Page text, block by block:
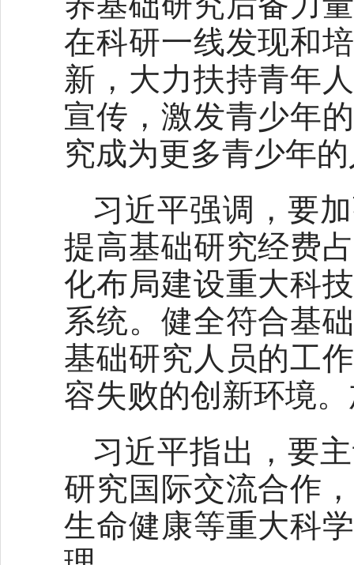
在科研一线发现和
新，大力扶持青年
宣传，激发青少年
究成为更多青少年
习近平强调，要
提高基础研究经费
化布局建设重大科
系统。健全符合基
基础研究人员的工
容失败的创新环境
习近平指出，要
研究国际交流合作
生命健康等重大科